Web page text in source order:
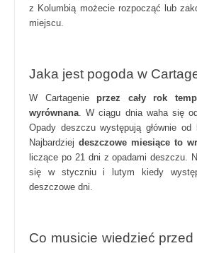
z Kolumbią możecie rozpocząć lub
miejscu.
Jaka jest pogoda w
W Cartagenie przez cały rok
wyrównana. W ciągu dnia waha się
Opady deszczu występują głównie od
Najbardziej deszczowe miesiące to
liczące po 21 dni z opadami deszczu.
się w styczniu i lutym kiedy
deszczowe dni.
Co musicie wiedzieć